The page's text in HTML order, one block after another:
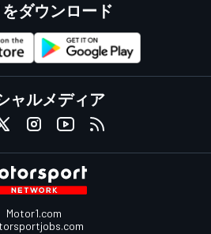
ダウンロード
ャルメディア
Motor1.com